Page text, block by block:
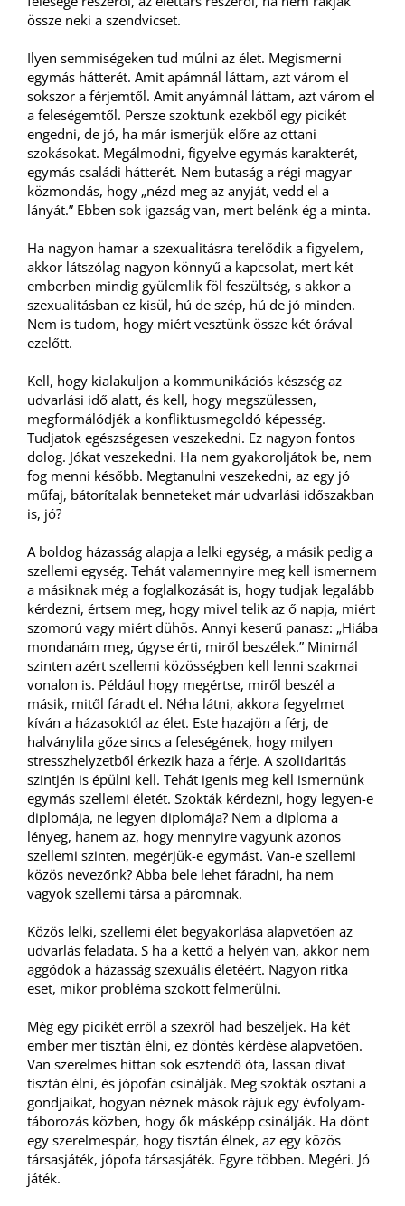
össze neki a szendvicset.
Ilyen semmiségeken tud múlni az élet. Megismerni
egymás hátterét. Amit apámnál láttam, azt várom el
sokszor a férjemtől. Amit anyámnál láttam, azt várom el
a feleségemtől. Persze szoktunk ezekből egy picikét
engedni, de jó, ha már ismerjük előre az ottani
szokásokat. Megálmodni, figyelve egymás karakterét,
egymás családi hátterét. Nem butaság a régi magyar
közmondás, hogy „nézd meg az anyját, vedd el a
lányát.” Ebben sok igazság van, mert belénk ég a minta.
Ha nagyon hamar a szexualitásra terelődik a figyelem,
akkor látszólag nagyon könnyű a kapcsolat, mert két
emberben mindig gyülemlik föl feszültség, s akkor a
szexualitásban ez kisül, hú de szép, hú de jó minden.
Nem is tudom, hogy miért vesztünk össze két órával
ezelőtt.
Kell, hogy kialakuljon a kommunikációs készség az
udvarlási idő alatt, és kell, hogy megszülessen,
megformálódjék a konfliktusmegoldó képesség.
Tudjatok egészségesen veszekedni. Ez nagyon fontos
dolog. Jókat veszekedni. Ha nem gyakoroljátok be, nem
fog menni később. Megtanulni veszekedni, az egy jó
műfaj, bátorítalak benneteket már udvarlási időszakban
is, jó?
A boldog házasság alapja a lelki egység, a másik pedig a
szellemi egység. Tehát valamennyire meg kell ismernem
a másiknak még a foglalkozását is, hogy tudjak legalább
kérdezni, értsem meg, hogy mivel telik az ő napja, miért
szomorú vagy miért dühös. Annyi keserű panasz: „Hiába
mondanám meg, úgyse érti, miről beszélek.” Minimál
szinten azért szellemi közösségben kell lenni szakmai
vonalon is. Például hogy megértse, miről beszél a
másik, mitől fáradt el. Néha látni, akkora fegyelmet
kíván a házasoktól az élet. Este hazajön a férj, de
halványlila gőze sincs a feleségének, hogy milyen
stresszhelyzetből érkezik haza a férje. A szolidaritás
szintjén is épülni kell. Tehát igenis meg kell ismernünk
egymás szellemi életét. Szokták kérdezni, hogy legyen-e
diplomája, ne legyen diplomája? Nem a diploma a
lényeg, hanem az, hogy mennyire vagyunk azonos
szellemi szinten, megérjük-e egymást. Van-e szellemi
közös nevezőnk? Abba bele lehet fáradni, ha nem
vagyok szellemi társa a páromnak.
Közös lelki, szellemi élet begyakorlása alapvetően az
udvarlás feladata. S ha a kettő a helyén van, akkor nem
aggódok a házasság szexuális életéért. Nagyon ritka
eset, mikor probléma szokott felmerülni.
Még egy picikét erről a szexről had beszéljek. Ha két
ember mer tisztán élni, ez döntés kérdése alapvetően.
Van szerelmes hittan sok esztendő óta, lassan divat
tisztán élni, és jópofán csinálják. Meg szokták osztani a
gondjaikat, hogyan néznek mások rájuk egy évfolyam-
táborozás közben, hogy ők másképp csinálják. Ha dönt
egy szerelmespár, hogy tisztán élnek, az egy közös
társasjáték, jópofa társasjáték. Egyre többen. Megéri. Jó
játék.